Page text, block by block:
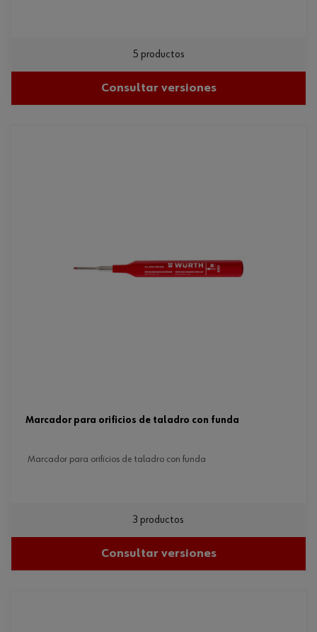
5 productos
Consultar versiones
marcador para orificios de taladro con funda
marcador para orificios de taladro con funda
3 productos
Consultar versiones